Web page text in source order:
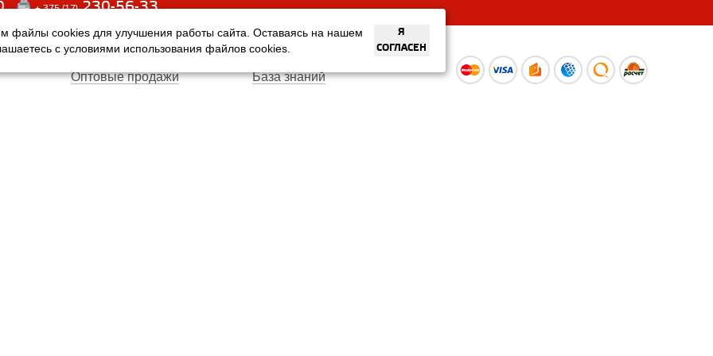
+ 375 (17) 230-56-33
Оплата
Оптовые продажи
Услуги
База знаний
файлы cookies для улучшения работы сайта. Оставаясь на нашем
с условиями использования файлов cookies.
Я
СОГЛАСЕН